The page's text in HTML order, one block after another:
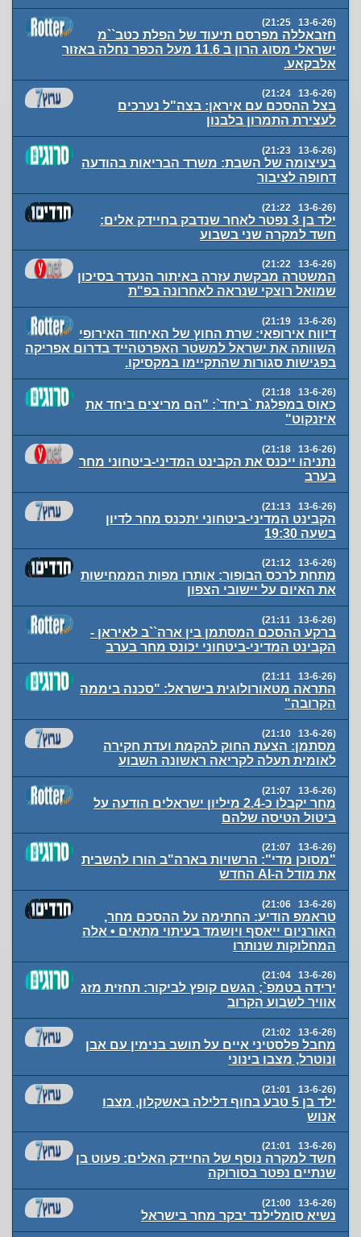
(13-6-26 21:25)
חזבאללה מפרסם תיעוד של הפלת כטב``מ
ישראלי מסוג הרון ב 11.6 מעל הכפר נחלה באזור
אלבקאע.
(13-6-26 21:24)
בצל ההסכם עם איראן: בצה"ל נערכים
לעצירת התמרון בלבנון
(13-6-26 21:23)
בעיצומה של השבת: משרד הבריאות בהודעה
דחופה לציבור
(13-6-26 21:22)
ילד בן 3 נפטר לאחר שנדבק בחיידק אלים:
חשד למקרה שני בשבוע
(13-6-26 21:22)
המשטרה מבקשת עזרה באיתור הנעדר בסיכון
שמואל רוצקי שנראה לאחרונה בפ"ת
(13-6-26 21:19)
דיווח אירופאי: שרת החוץ של האיחוד האירופי
השוותה את ישראל למשטר האפרטהייד בדרום אפריקה
בפגישות סגורות שהתקיימו במקסיקו.
(13-6-26 21:18)
כאוס במפלגת `ביחד`: "הם מריצים ביחד את
איזנקוט"
(13-6-26 21:18)
נתניהו ייכנס את הקבינט המדיני-ביטחוני מחר
בערב
(13-6-26 21:13)
הקבינט המדיני-ביטחוני יתכנס מחר לדיון
בשעה 19:30
(13-6-26 21:12)
מתחת לרכס הבופור: אותרו מפות הממחישות
את האיום על יישובי הצפון
(13-6-26 21:11)
ברקע ההסכם המסתמן בין ארה``ב לאיראן -
הקבינט המדיני-ביטחוני יכונס מחר בערב
(13-6-26 21:11)
התראה מטאורולוגית בישראל: "סכנה ביממה
הקרובה"
(13-6-26 21:10)
מסתמן: הצעת החוק להקמת ועדת חקירה
לאומית תעלה לקריאה ראשונה השבוע
(13-6-26 21:07)
מחר יקבלו כ-2.4 מיליון ישראלים הודעה על
ביטול הטיסה שלהם
(13-6-26 21:07)
"מסוכן מדי": הרשויות בארה"ב הורו להשבית
את מודל ה-AI החדש
(13-6-26 21:06)
טראמפ הודיע: החתימה על ההסכם מחר,
האורניום ייאסף ויושמד בעיתוי מתאים • אלה
המחלוקות שנותרו
(13-6-26 21:04)
ירידה בטמפ`; הגשם קופץ לביקור: תחזית מזג
אוויר לשבוע הקרוב
(13-6-26 21:02)
מחבל פלסטיני איים על תושב בנימין עם אבן
ונוטרל, מצבו בינוני
(13-6-26 21:01)
ילד בן 5 טבע בחוף דלילה באשקלון, מצבו
אנוש
(13-6-26 21:01)
חשד למקרה נוסף של החיידק האלים: פעוט בן
שנתיים נפטר בסורוקה
(13-6-26 21:00)
נשיא סומלילנד יבקר מחר בישראל